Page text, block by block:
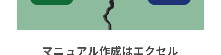
マニュアル作成はエクセル